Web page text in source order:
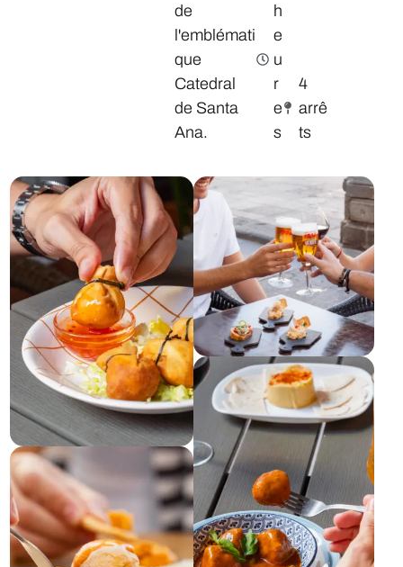
de
l'emblémati
que
Catedral
de Santa
Ana.
h
e
u
r
e
s
4
arrê
ts